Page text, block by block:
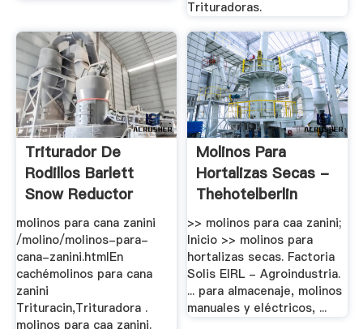
Trituradoras.
Triturador De
Rodillos Barlett
Snow Reductor
Renk .
molinos para cana zanini
/molino/molinos-para-
cana-zanini.htmlEn
cachémolinos para cana
zanini
Trituracin,Trituradora .
molinos para caa zanini.
Molinos Para
Hortalizas Secas -
Thehotelberlin
>> molinos para caa zanini;
Inicio >> molinos para
hortalizas secas. Factoria
Solis EIRL - Agroindustria.
... para almacenaje, molinos
manuales y eléctricos, ...